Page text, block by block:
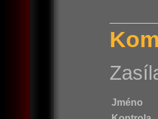
Jméno